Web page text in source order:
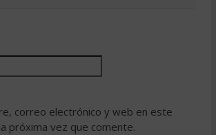
correo electrónico y web en este
próxima vez que comente.